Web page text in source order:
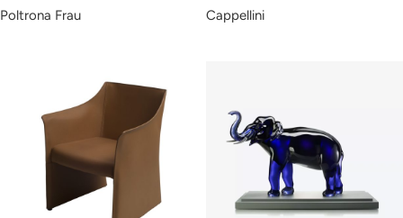
Poltrona Frau Cappellini